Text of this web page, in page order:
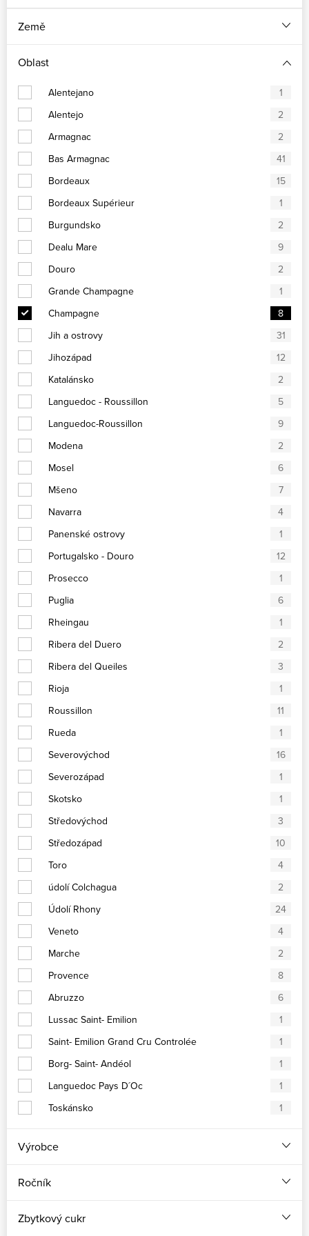
Země
Oblast
Alentejano
1
Alentejo
2
Armagnac
2
Bas Armagnac
41
Bordeaux
15
Bordeaux Supérieur
1
Burgundsko
2
Dealu Mare
9
Douro
2
Grande Champagne
1
Champagne
8
Jih a ostrovy
31
Jihozápad
12
Katalánsko
2
Languedoc - Roussillon
5
Languedoc-Roussillon
9
Modena
2
Mosel
6
Mšeno
7
Navarra
4
Panenské ostrovy
1
Portugalsko - Douro
12
Prosecco
1
Puglia
6
Rheingau
1
Ribera del Duero
2
Ribera del Queiles
3
Rioja
1
Roussillon
11
Rueda
1
Severovýchod
16
Severozápad
1
Skotsko
1
Středovýchod
3
Středozápad
10
Toro
4
údolí Colchagua
2
Údolí Rhony
24
Veneto
4
Marche
2
Provence
8
Abruzzo
6
Lussac Saint- Emilion
1
Saint- Emilion Grand Cru Controlée
1
Borg- Saint- Andéol
1
Languedoc Pays D´Oc
1
Toskánsko
1
Výrobce
Ročník
Zbytkový cukr